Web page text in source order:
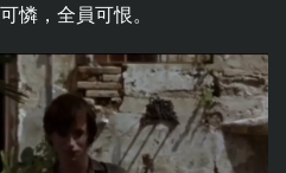
憐，全員可恨。